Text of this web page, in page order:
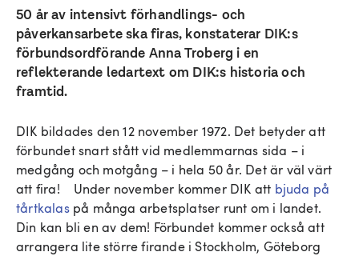
50 år av intensivt förhandlings- och
påverkansarbete ska firas, konstaterar DIK:s
förbundsordförande Anna Troberg i en
reflekterande ledartext om DIK:s historia och
framtid.
DIK bildades den 12 november 1972. Det betyder att
förbundet snart stått vid medlemmarnas sida – i
medgång och motgång – i hela 50 år. Det är väl värt
att fira! Under november kommer DIK att bjuda på
tårtkalas på många arbetsplatser runt om i landet.
Din kan bli en av dem! Förbundet kommer också att
arrangera lite större firande i Stockholm, Göteborg